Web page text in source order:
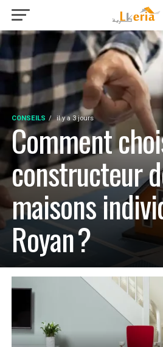
CONSEILS il y a 3 jours
Comment
constructeur
maisons
Royan ?